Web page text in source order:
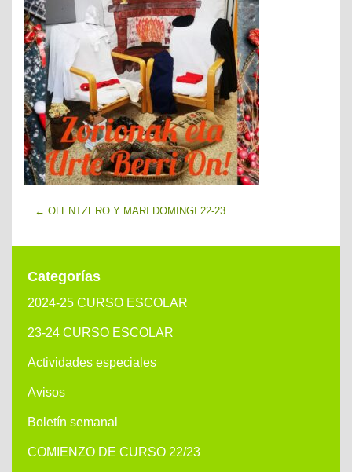
← OLENTZERO Y MARI DOMINGI 22-23
Categorías
2024-25 CURSO ESCOLAR
23-24 CURSO ESCOLAR
Actividades especiales
Avisos
Boletín semanal
COMIENZO DE CURSO 22/23